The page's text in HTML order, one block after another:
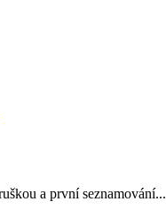
a první seznamování...